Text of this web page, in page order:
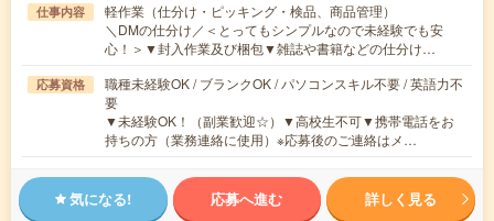
仕事内容
軽作業（仕分け・ピッキング・検品、商品管理）
＼DMの仕分け／＜とってもシンプルなので未経験でも安
心！＞▼封入作業及び梱包▼雑誌や書籍などの仕分け…
応募資格
職種未経験OK / ブランクOK / パソコンスキル不要 / 英語力不
要
▼未経験OK！（副業歓迎☆）▼高校生不可▼携帯電話をお
持ちの方（業務連絡に使用）※応募後のご連絡はメ…
気になる! 応募へ進む 詳しく見る